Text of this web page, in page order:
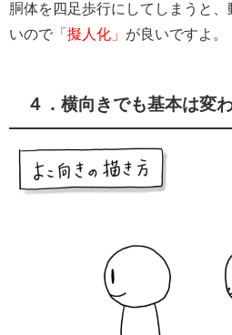
胴体を四足歩行にしてしまうと
いので 「擬人化」 が良いですよ。
４．横向きでも基本は変